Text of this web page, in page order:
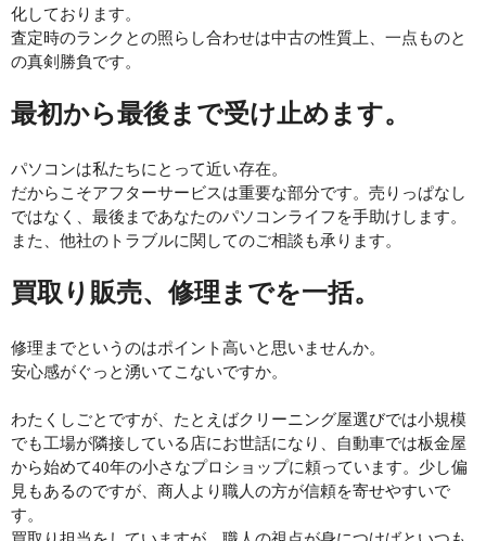
化しております。
査定時のランクとの照らし合わせは中古の性質上、一点ものと
の真剣勝負です。
最初から最後まで受け止めます。
パソコンは私たちにとって近い存在。
だからこそアフターサービスは重要な部分です。売りっぱなし
ではなく、最後まであなたのパソコンライフを手助けします。
また、他社のトラブルに関してのご相談も承ります。
買取り販売、修理までを一括。
修理までというのはポイント高いと思いませんか。
安心感がぐっと湧いてこないですか。
わたくしごとですが、たとえばクリーニング屋選びでは小規模
でも工場が隣接している店にお世話になり、自動車では板金屋
から始めて40年の小さなプロショップに頼っています。少し偏
見もあるのですが、商人より職人の方が信頼を寄せやすいで
す。